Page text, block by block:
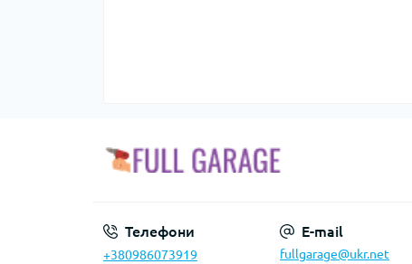
Телефони
+380986073919
E-mail
fullgarage@ukr.net